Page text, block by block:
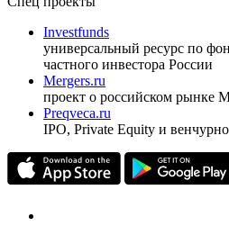
ежеквартальный аналитический
оформить подписку
pro@cbonds.info
Спец проекты
Investfunds
универсальный ресурс по
частного инвестора России
проект о российском рынке
Preqveca.ru